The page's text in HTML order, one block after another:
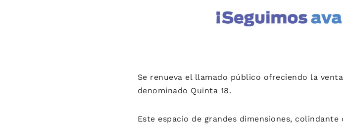
Se renueva el llamado público ofreciendo la
denominado Quinta 18.
Este espacio de grandes dimensiones,